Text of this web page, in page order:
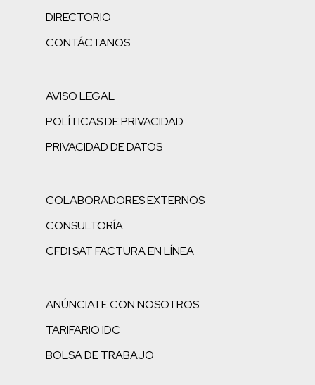
DIRECTORIO
CONTÁCTANOS
AVISO LEGAL
POLÍTICAS DE PRIVACIDAD
PRIVACIDAD DE DATOS
COLABORADORES EXTERNOS
CONSULTORÍA
CFDI SAT FACTURA EN LÍNEA
ANÚNCIATE CON NOSOTROS
TARIFARIO IDC
BOLSA DE TRABAJO